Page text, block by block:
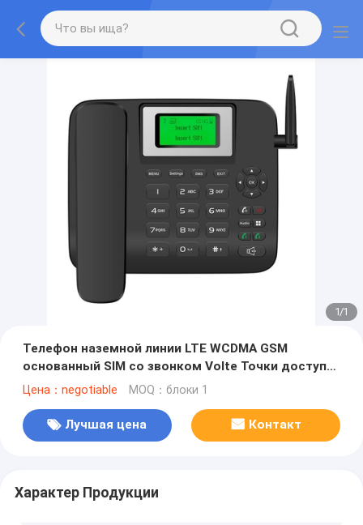
1/1
Телефон наземной линии LTE WCDMA GSM
основанный SIM со звонком Volte Точки доступа
WIFI
Цена：negotiable MOQ：блоки 1
Лучшая цена Контакт
Характер Продукции